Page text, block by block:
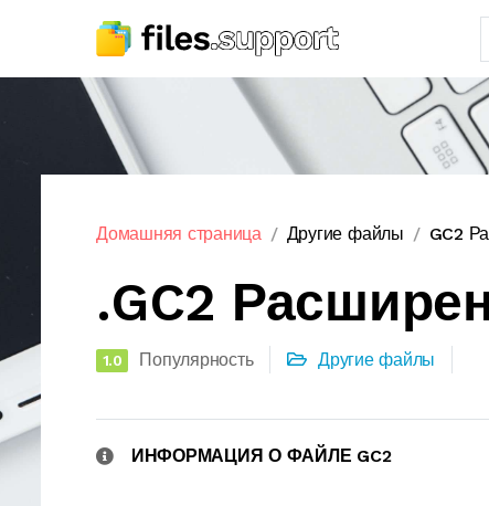
Домашняя страница Другие файлы GC2
.GC2
1.0 Популярность Другие файлы
ИНФОРМАЦИЯ О ФАЙЛЕ GC2